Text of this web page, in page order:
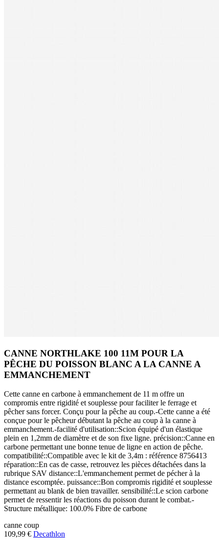
CANNE NORTHLAKE 100 11M POUR LA
PÊCHE DU POISSON BLANC A LA CANNE A
EMMANCHEMENT
Cette canne en carbone à emmanchement de 11 m offre un
compromis entre rigidité et souplesse pour faciliter le ferrage et
pêcher sans forcer. Conçu pour la pêche au coup.-Cette canne a été
conçue pour le pêcheur débutant la pêche au coup à la canne à
emmanchement.-facilité d'utilisation::Scion équipé d'un élastique
plein en 1,2mm de diamètre et de son fixe ligne. précision::Canne en
carbone permettant une bonne tenue de ligne en action de pêche.
compatibilité::Compatible avec le kit de 3,4m : référence 8756413
réparation::En cas de casse, retrouvez les pièces détachées dans la
rubrique SAV distance::L'emmanchement permet de pécher à la
distance escomptée. puissance::Bon compromis rigidité et souplesse
permettant au blank de bien travailler. sensibilité::Le scion carbone
permet de ressentir les réactions du poisson durant le combat.-
Structure métallique: 100.0% Fibre de carbone
canne coup
109,99 € Decathlon